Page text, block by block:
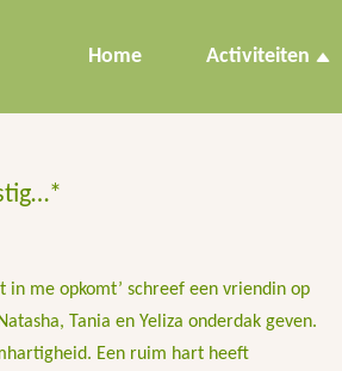
Home Activiteiten
in me opkomt’ schreef een vriendin op
Tania en Yeliza onderdak geven.
Een ruim hart heeft